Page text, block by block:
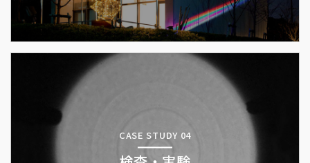
CASE STUDY 04